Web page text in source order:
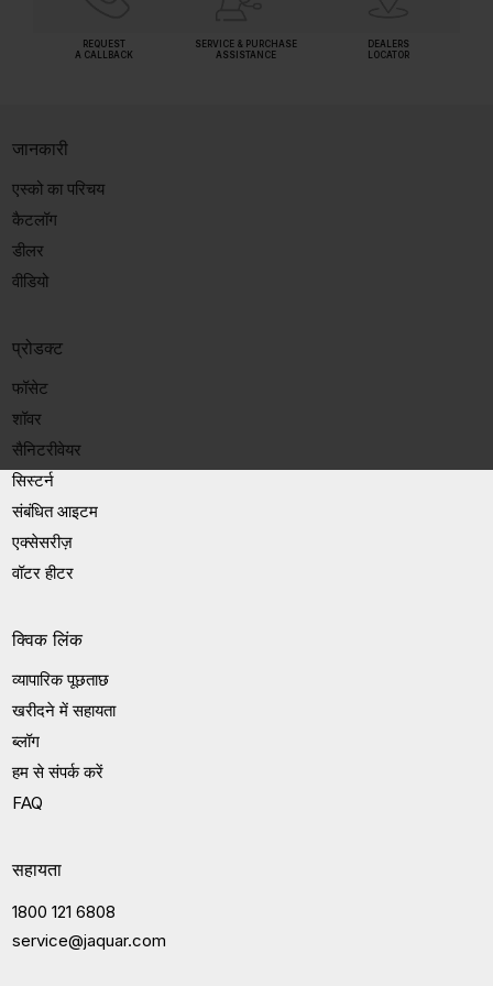
REQUEST
A CALLBACK
SERVICE & PURCHASE
ASSISTANCE
DEALERS
LOCATOR
जानकारी
एस्को का परिचय
कैटलॉग
डीलर
वीडियो
प्रोडक्ट
फॉसेट
शॉवर
सैनिटरीवेयर
सिस्टर्न
संबंधित आइटम
एक्सेसरीज़
वॉटर हीटर
क्विक लिंक
व्यापारिक पूछताछ
खरीदने में सहायता
ब्लॉग
हम से संपर्क करें
FAQ
सहायता
1800 121 6808
service@jaquar.com